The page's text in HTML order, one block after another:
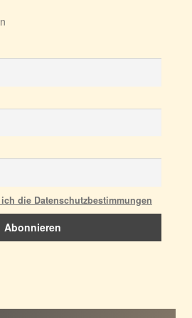
die Datenschutzbestimmungen